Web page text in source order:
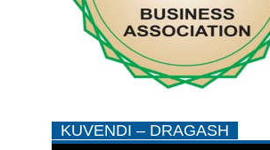
KUVENDI – DRAGASH